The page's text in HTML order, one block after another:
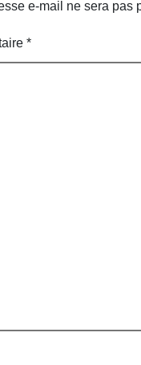
e-mail ne sera pas
*